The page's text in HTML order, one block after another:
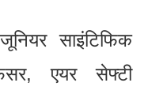
साइंटिफिक
एयर सेफ्टी